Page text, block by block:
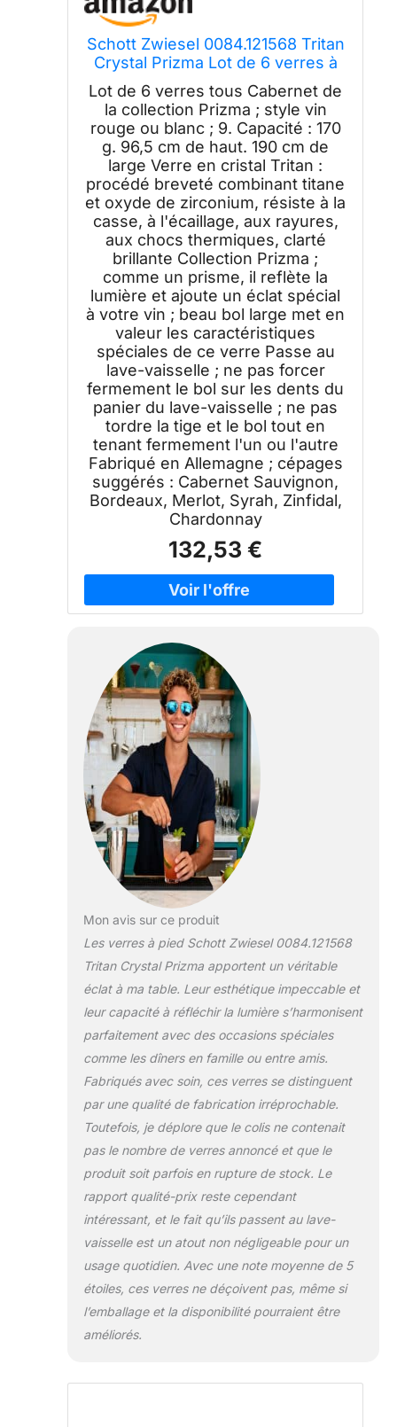
Schott Zwiesel 0084.121568 Tritan
Crystal Prizma Lot de 6 verres à
pied Cabernet
Lot de 6 verres tous Cabernet de
la collection Prizma ; style vin
rouge ou blanc ; 9. Capacité : 170
g. 96,5 cm de haut. 190 cm de
large Verre en cristal Tritan :
procédé breveté combinant titane
et oxyde de zirconium, résiste à la
casse, à l'écaillage, aux rayures,
aux chocs thermiques, clarté
brillante Collection Prizma ;
comme un prisme, il reflète la
lumière et ajoute un éclat spécial
à votre vin ; beau bol large met en
valeur les caractéristiques
spéciales de ce verre Passe au
lave-vaisselle ; ne pas forcer
fermement le bol sur les dents du
panier du lave-vaisselle ; ne pas
tordre la tige et le bol tout en
tenant fermement l'un ou l'autre
Fabriqué en Allemagne ; cépages
suggérés : Cabernet Sauvignon,
Bordeaux, Merlot, Syrah, Zinfidal,
Chardonnay
132,53 €
Mon avis sur ce produit
Les verres à pied Schott Zwiesel 0084.121568
Tritan Crystal Prizma apportent un véritable
éclat à ma table. Leur esthétique impeccable et
leur capacité à réfléchir la lumière s’harmonisent
parfaitement avec des occasions spéciales
comme les dîners en famille ou entre amis.
Fabriqués avec soin, ces verres se distinguent
par une qualité de fabrication irréprochable.
Toutefois, je déplore que le colis ne contenait
pas le nombre de verres annoncé et que le
produit soit parfois en rupture de stock. Le
rapport qualité-prix reste cependant
intéressant, et le fait qu’ils passent au lave-
vaisselle est un atout non négligeable pour un
usage quotidien. Avec une note moyenne de 5
étoiles, ces verres ne déçoivent pas, même si
l’emballage et la disponibilité pourraient être
améliorés.